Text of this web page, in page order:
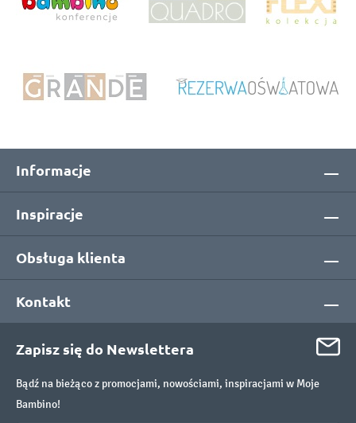
Informacje
Inspiracje
Obsługa klienta
Kontakt
Zapisz się do Newslettera
Bądź na bieżąco z promocjami, nowościami, inspiracjami w Moje
Bambino!